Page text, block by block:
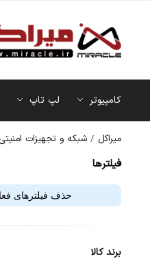
کامپیوتر لپ تاپ
میراکل / شبکه و تجهیزات امنیتی
فیلتر‌ها
حذف فیلترهای
برند کالا